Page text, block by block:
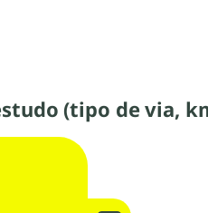
(tipo de via,